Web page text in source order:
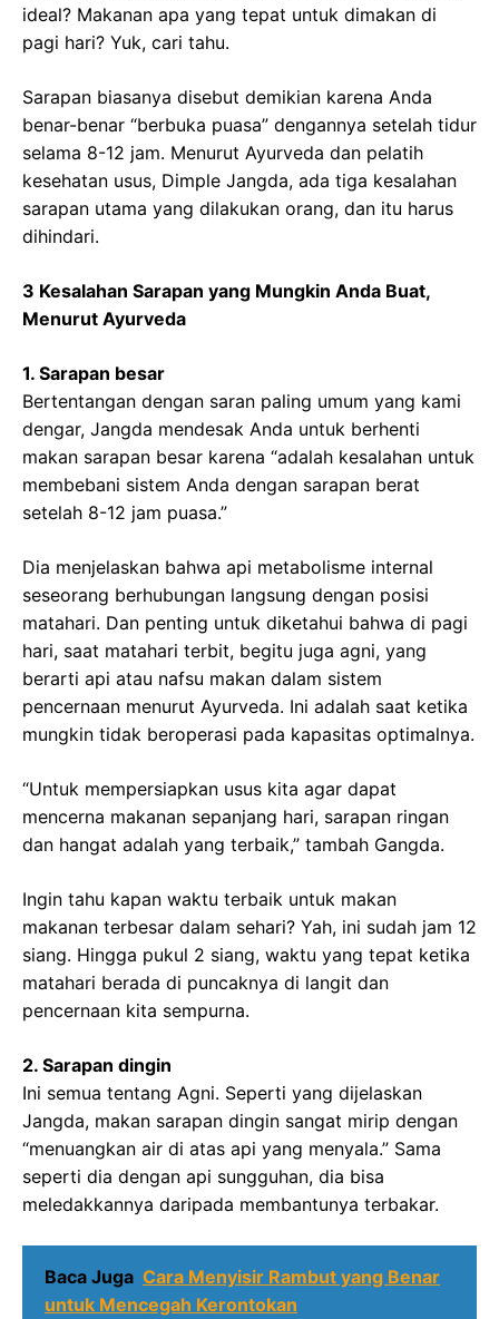
ideal? Makanan apa yang tepat untuk dimakan di
pagi hari? Yuk, cari tahu.
Sarapan biasanya disebut demikian karena Anda
benar-benar “berbuka puasa” dengannya setelah tidur
selama 8-12 jam. Menurut Ayurveda dan pelatih
kesehatan usus, Dimple Jangda, ada tiga kesalahan
sarapan utama yang dilakukan orang, dan itu harus
dihindari.
3 Kesalahan Sarapan yang Mungkin Anda Buat,
Menurut Ayurveda
1. Sarapan besar
Bertentangan dengan saran paling umum yang kami
dengar, Jangda mendesak Anda untuk berhenti
makan sarapan besar karena “adalah kesalahan untuk
membebani sistem Anda dengan sarapan berat
setelah 8-12 jam puasa.”
Dia menjelaskan bahwa api metabolisme internal
seseorang berhubungan langsung dengan posisi
matahari. Dan penting untuk diketahui bahwa di pagi
hari, saat matahari terbit, begitu juga agni, yang
berarti api atau nafsu makan dalam sistem
pencernaan menurut Ayurveda. Ini adalah saat ketika
mungkin tidak beroperasi pada kapasitas optimalnya.
“Untuk mempersiapkan usus kita agar dapat
mencerna makanan sepanjang hari, sarapan ringan
dan hangat adalah yang terbaik,” tambah Gangda.
Ingin tahu kapan waktu terbaik untuk makan
makanan terbesar dalam sehari? Yah, ini sudah jam 12
siang. Hingga pukul 2 siang, waktu yang tepat ketika
matahari berada di puncaknya di langit dan
pencernaan kita sempurna.
2. Sarapan dingin
Ini semua tentang Agni. Seperti yang dijelaskan
Jangda, makan sarapan dingin sangat mirip dengan
“menuangkan air di atas api yang menyala.” Sama
seperti dia dengan api sungguhan, dia bisa
meledakkannya daripada membantunya terbakar.
Baca Juga Cara Menyisir Rambut yang Benar
untuk Mencegah Kerontokan